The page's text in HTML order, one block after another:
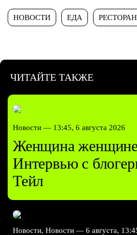
НОВОСТИ ЕДА
ЧИТАЙТЕ ТАКЖЕ
Новости — 13:45, 6 августа 2026
Женщина
Интервью с
Тейл
Новости, Новости — 6 августа,